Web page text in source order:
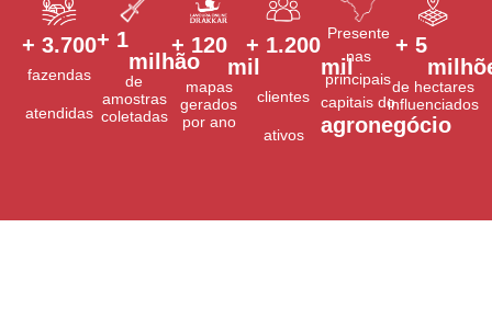
fazendas
atendidas
+ 3.700
de
amostras
coletadas
+ 1
milhão
mapas
gerados
por ano
+ 120
mil
clientes
ativos
+ 1.200
mil
Presente
nas
principais
capitais do
agronegócio
de hectares
influenciados
+ 5